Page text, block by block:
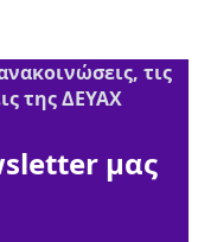
τις
της ΔΕΥΑΧ
μας